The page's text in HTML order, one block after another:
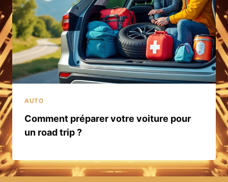
AUTO
Comment préparer votre voiture pour
un road trip ?